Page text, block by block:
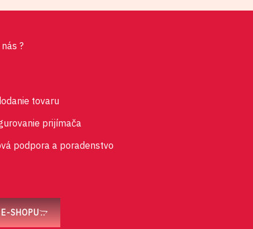
?
tovaru
prijímača
podpora a poradenstvo
SHOPU